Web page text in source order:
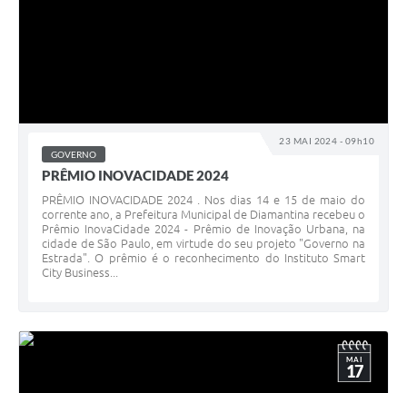
23 MAI 2024 - 09h10
GOVERNO
PRÊMIO INOVACIDADE 2024
PRÊMIO INOVACIDADE 2024 . Nos dias 14 e 15 de maio do
corrente ano, a Prefeitura Municipal de Diamantina recebeu o
Prêmio InovaCidade 2024 - Prêmio de Inovação Urbana, na
cidade de São Paulo, em virtude do seu projeto "Governo na
Estrada". O prêmio é o reconhecimento do Instituto Smart
City Business...
MAI
17